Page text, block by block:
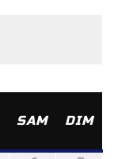
SAM DIM